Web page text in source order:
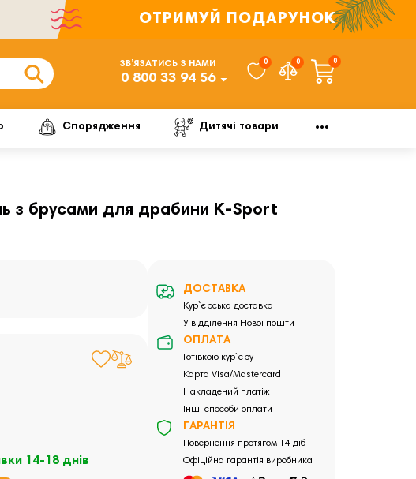
ОТРИМУЙ ПОДАРУНОК
ЗВ’ЯЗАТИСЬ З НАМИ
0 800 33 94 56
0 0 0
Спорядження Дитячі товари
з брусами для драбини K-Sport
14-18 днів
ДОСТАВКА
Кур`єрська доставка
У відділення Нової пошти
ОПЛАТА
Готівкою кур`єру
Карта Visa/Mastercard
Накладений платіж
Інші способи оплати
ГАРАНТІЯ
Повернення протягом 14 діб
Офіційна гарантія виробника